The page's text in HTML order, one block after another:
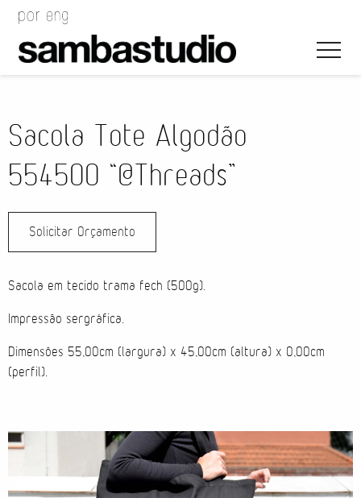
Desenho de Evento
Coordenação de Evento
Coordenação Técnica
Produção de Evento
Suporte de Evento
Sacola Tote Algodão
554500 “@Threads”
Solicitar Orçamento
Sacola em tecido trama fech (500g).
Impressão sergráfica.
Dimensões 55,00cm (largura) x 45,00cm (altura) x 0,00cm
(perfil).